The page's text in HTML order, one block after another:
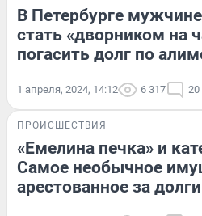
В Петербурге
стать «дворником на
погасить долг по
1 апреля, 2024, 14:12 6 317 20
ПРОИСШЕСТВИЯ
«Емелина печка» и
Самое необычное
арестованное за